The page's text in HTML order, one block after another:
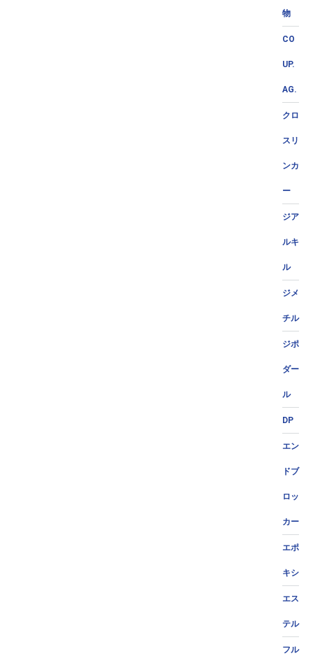
物
CO
UP.
AG.
クロ
スリ
ンカ
ー
ジア
ルキ
ル
ジメ
チル
ジポ
ダー
ル
DP
エン
ドブ
ロッ
カー
エポ
キシ
エス
テル
フル